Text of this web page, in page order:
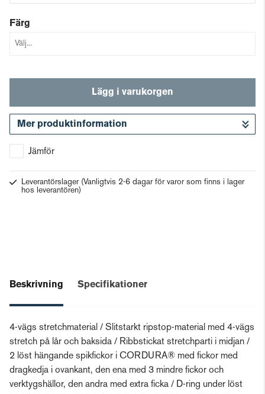
Färg
Lägg i varukorgen
Mer produktinformation
Jämför
Leverantörslager (Vanligtvis 2-6 dagar för varor som finns i lager
hos leverantören)
Beskrivning Specifikationer
4-vägs stretchmaterial / Slitstarkt ripstop-material med 4-vägs
stretch på lår och baksida / Ribbstickat stretchparti i midjan /
2 löst hängande spikfickor i CORDURA® med fickor med
dragkedja i ovankant, den ena med 3 mindre fickor och
verktygshällor, den andra med extra ficka / D-ring under löst